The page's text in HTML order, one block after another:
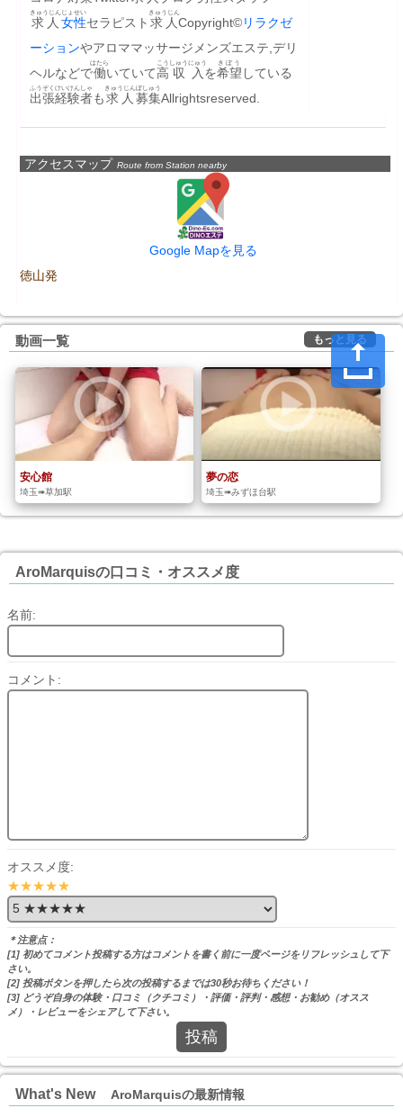
求人
きゅうじん
女性
じょせい
セラピスト 求人
きゅうじん
Copyright©リラクゼ
ーションやアロママッサージメンズエステ,デリ
ヘルなどで働
はたら
いていて高
こう
収入
しゅうにゅう
を希望
きぼう
している
出張
ふうぞく
経験
けいけん
者
しゃ
も求人
きゅうじん
募集
ぼしゅう
Allrightsreserved.
アクセスマップ Route from Station nearby
Google Mapを見る
徳山発
動画一覧 もっと見る
安心館
埼玉➠草加駅
夢の恋
埼玉➠みずほ台駅
AroMarquisの口コミ・オススメ度
名前:
コメント:
オススメ度:
★★★★★
＊注意点：
[1] 初めてコメント投稿する方はコメントを書く前に一度ページをリフレッシュして下
さい。
[2] 投稿ボタンを押したら次の投稿するまでは30秒お待ちください！
[3] どうぞ自身の体験・口コミ（クチコミ）・評価・評判・感想・お勧め（オスス
メ）・レビューをシェアして下さい。
投稿
What's New AroMarquisの最新情報